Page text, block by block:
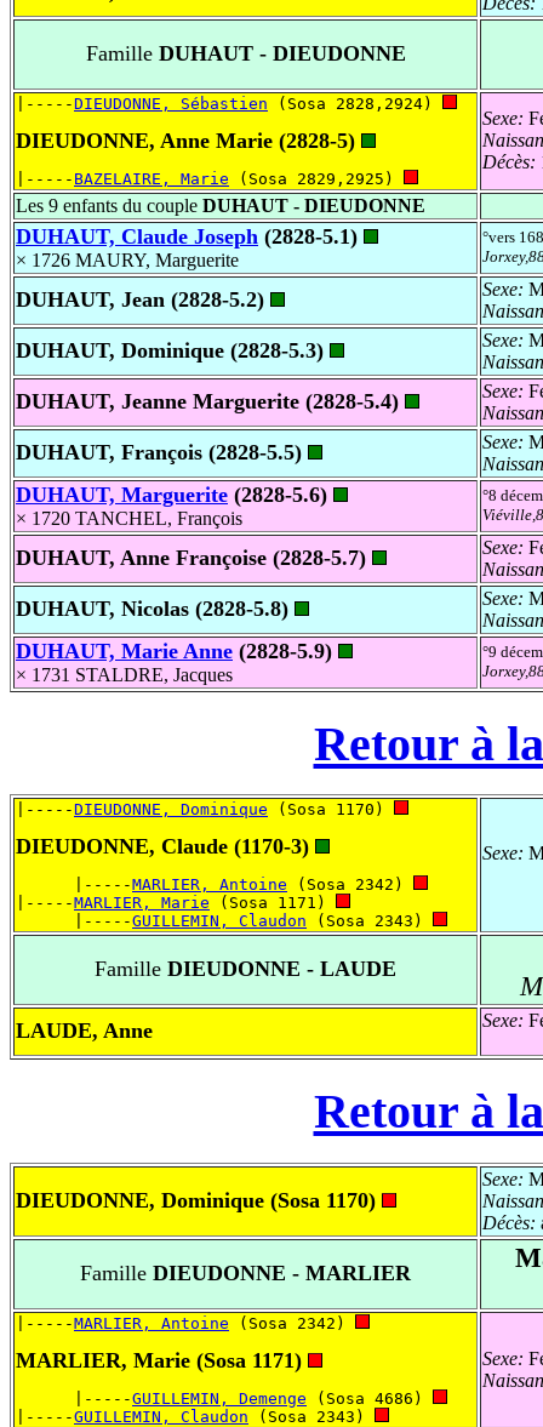
FamilleDUHAUT - DIEUDONNE
|-----DIEUDONNE, Sébastien (Sosa 2828,2924)
DIEUDONNE, Anne Marie (2828-5)
|----- BAZELAIRE, Marie (Sosa 2829,2925)
Sexe:
Décès:
Les 9 enfants du couple DUHAUT - DIEUDONNE
DUHAUT, Claude Joseph (2828-5.1)
× 1726 MAURY, Marguerite
°vers
DUHAUT, Jean (2828-5.2) Sexe:
DUHAUT, Dominique (2828-5.3) Sexe:
DUHAUT, Jeanne Marguerite (2828-5.4) Sexe:
DUHAUT, François (2828-5.5) Sexe:
DUHAUT, Marguerite (2828-5.6)
× 1720 TANCHEL, François
°8
DUHAUT, Anne Françoise (2828-5.7) Sexe:
DUHAUT, Nicolas (2828-5.8) Sexe:
DUHAUT, Marie Anne (2828-5.9)
× 1731 STALDRE, Jacques
°9
Retour à
|-----DIEUDONNE, Dominique (Sosa 1170)
DIEUDONNE, Claude (1170-3)
      |-----
MARLIER, Antoine (Sosa 2342)
|-----MARLIER, Marie (Sosa 1171)
      |-----
GUILLEMIN, Claudon (Sosa 2343)
Sexe:
Famille DIEUDONNE - LAUDE
LAUDE, Anne Sexe:
Retour à
DIEUDONNE, Dominique (Sosa 1170)
Sexe:
Décès:
Famille DIEUDONNE - MARLIER
|-----MARLIER, Antoine (Sosa 2342)
MARLIER, Marie (Sosa 1171)
      |-----
GUILLEMIN, Demenge (Sosa 4686)
|-----GUILLEMIN, Claudon (Sosa 2343)
Sexe: